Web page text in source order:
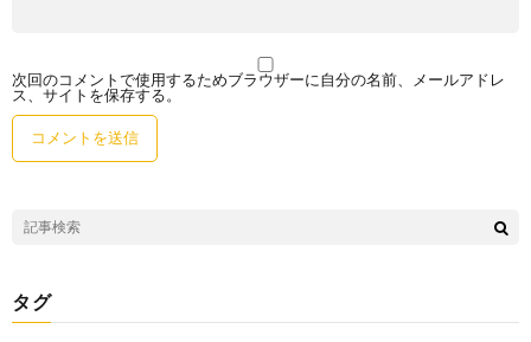
次回のコメントで使用するためブラウザーに自分の名前、メールアドレ
ス、サイトを保存する。
タグ